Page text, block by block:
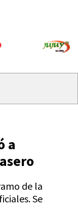
a
de la
Se